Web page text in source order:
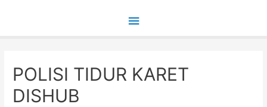
Main
POLISI TIDUR KARET
DISHUB